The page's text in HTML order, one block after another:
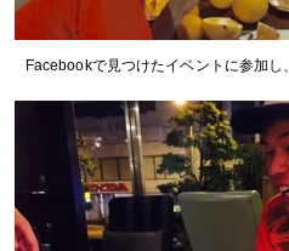
Facebookで見つけたイベントに参加し